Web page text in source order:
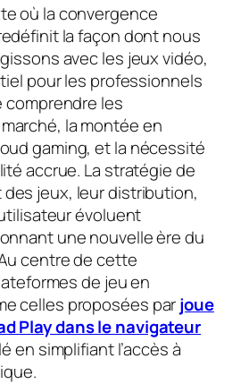
où la convergence
la façon dont nous
avec les jeux vidéo,
pour les professionnels
comprendre les
la montée en
gaming, et la nécessité
accrue. La stratégie de
jeux, leur distribution,
évoluent
une nouvelle ère du
centre de cette
de jeu en
celles proposées parjoue
Play dans le navigateur
en simplifiant l’accès à